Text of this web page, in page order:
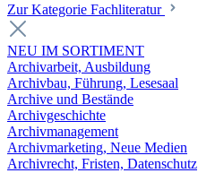
Zur Kategorie Fachliteratur
NEU IM SORTIMENT
Archivarbeit, Ausbildung
Archivbau, Führung, Lesesaal
Archive und Bestände
Archivgeschichte
Archivmanagement
Archivmarketing, Neue Medien
Archivrecht, Fristen, Datenschutz